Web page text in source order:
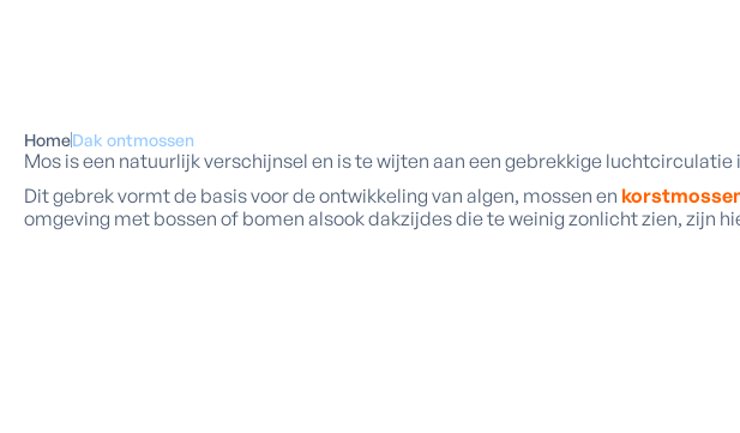
HomeDak ontmossen
Mos is een natuurlijk verschijnsel en is te wijten aan een gebrekkige
Dit gebrek vormt de basis voor de ontwikkeling van algen, mossen en
omgeving met bossen of bomen alsook dakzijdes die te weinig zonlicht zien, zijn